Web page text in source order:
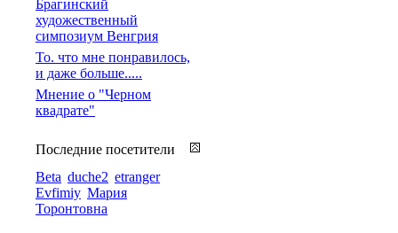
Брагинский
художественный
симпозиум Венгрия
То. что мне понравилось,
и даже больше.....
Мнение о "Черном
квадрате"
Последние посетители
Beta duche2 etranger
Evfimiy Мария
Торонтовна